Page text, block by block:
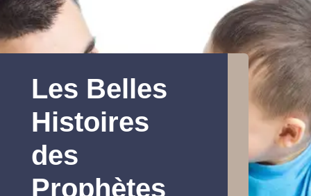
Les Belles
Histoires
des
Prophètes